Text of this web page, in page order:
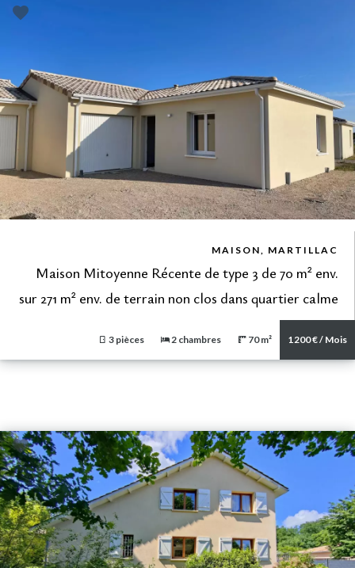
MAISON, MARTILLAC
Maison Mitoyenne Récente de type 3 de 70 m² env.
sur 271 m² env. de terrain non clos dans quartier calme
3 pièces 2 chambres 70 m² 1 200 € / Mois